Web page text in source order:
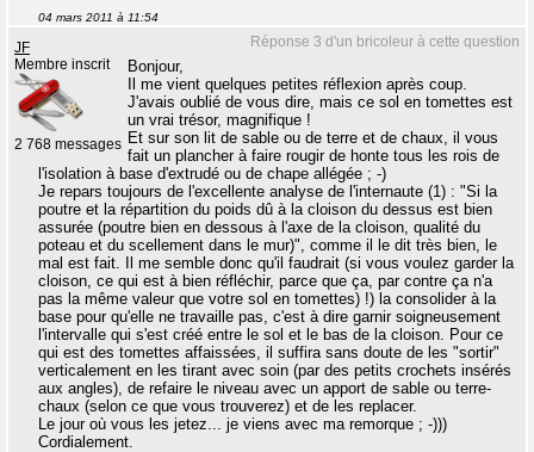
04 mars 2011 à 11:54
Réponse 3 d'un bricoleur à cette question
JF
Membre inscrit
2 768 messages
Bonjour,
Il me vient quelques petites réflexion après coup.
J'avais oublié de vous dire, mais ce sol en tomettes est
un vrai trésor, magnifique !
Et sur son lit de sable ou de terre et de chaux, il vous
fait un plancher à faire rougir de honte tous les rois de
l'isolation à base d'extrudé ou de chape allégée ; -)
Je repars toujours de l'excellente analyse de l'internaute (1) : "Si la
poutre et la répartition du poids dû à la cloison du dessus est bien
assurée (poutre bien en dessous à l'axe de la cloison, qualité du
poteau et du scellement dans le mur)", comme il le dit très bien, le
mal est fait. Il me semble donc qu'il faudrait (si vous voulez garder la
cloison, ce qui est à bien réfléchir, parce que ça, par contre ça n'a
pas la même valeur que votre sol en tomettes) !) la consolider à la
base pour qu'elle ne travaille pas, c'est à dire garnir soigneusement
l'intervalle qui s'est créé entre le sol et le bas de la cloison. Pour ce
qui est des tomettes affaissées, il suffira sans doute de les "sortir"
verticalement en les tirant avec soin (par des petits crochets insérés
aux angles), de refaire le niveau avec un apport de sable ou terre-
chaux (selon ce que vous trouverez) et de les replacer.
Le jour où vous les jetez... je viens avec ma remorque ; -)))
Cordialement.